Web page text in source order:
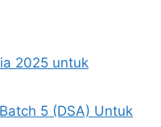
2025 untuk
5 (DSA) Untuk